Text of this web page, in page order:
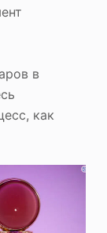
в
как